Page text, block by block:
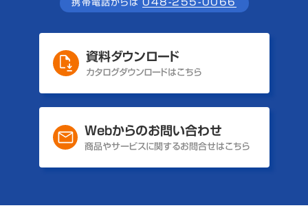
携帯電話からは
資料ダウンロード
カタログダウンロードはこちら
Webからのお問い合わせ
商品やサービスに関するお問合せはこちら